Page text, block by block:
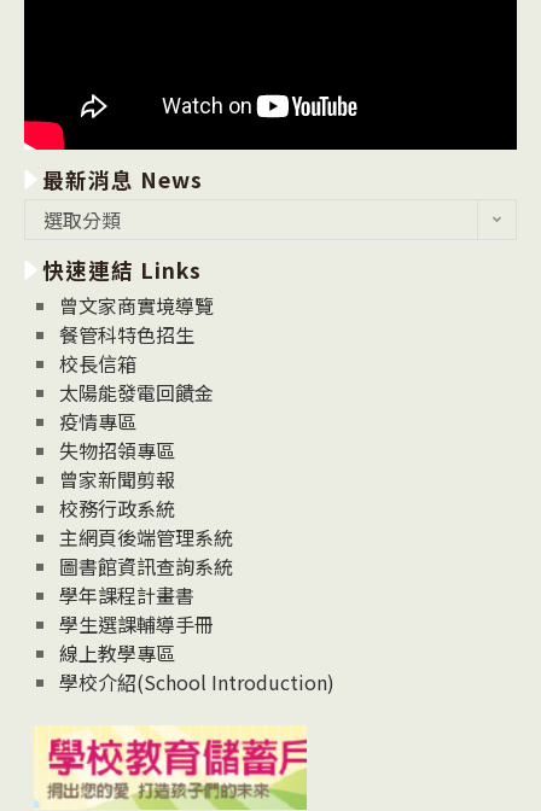
最新消息 News
消
息
News
選取分類
快速連結 Links
曾文家商實境導覽
餐管科特色招生
校長信箱
太陽能發電回饋金
疫情專區
失物招領專區
曾家新聞剪報
校務行政系統
主網頁後端管理系統
圖書館資訊查詢系統
學年課程計畫書
學生選課輔導手冊
線上教學專區
學校介紹(School Introduction)